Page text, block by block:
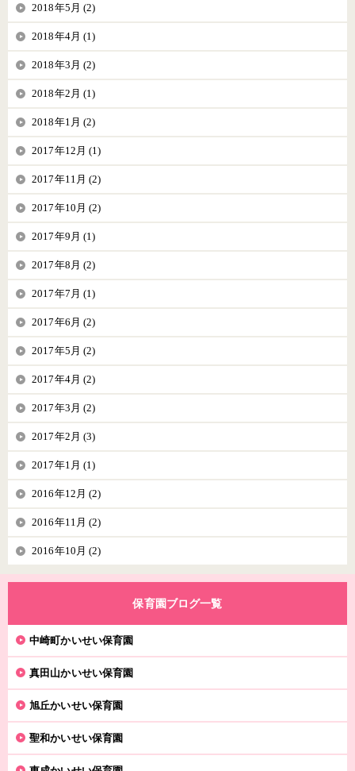
2018年5月 (2)
2018年4月 (1)
2018年3月 (2)
2018年2月 (1)
2018年1月 (2)
2017年12月 (1)
2017年11月 (2)
2017年10月 (2)
2017年9月 (1)
2017年8月 (2)
2017年7月 (1)
2017年6月 (2)
2017年5月 (2)
2017年4月 (2)
2017年3月 (2)
2017年2月 (3)
2017年1月 (1)
2016年12月 (2)
2016年11月 (2)
2016年10月 (2)
保育園ブログ一覧
中崎町かいせい保育園
真田山かいせい保育園
旭丘かいせい保育園
聖和かいせい保育園